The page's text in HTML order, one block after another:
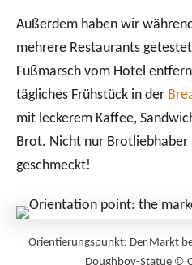
Außerdem haben wir
mehrere Restaurants
Fußmarsch vom Hotel
tägliches Frühstück in der
mit leckerem Kaffee,
Brot. Nicht nur Brotliebhaber
geschmeckt!
Orientierungspunkt: Der Markt
Doughboy-Statue ©